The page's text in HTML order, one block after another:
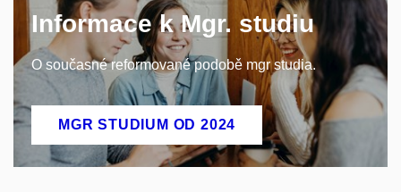
Informace k Mgr. studiu
O současné reformované podobě mgr studia.
MGR STUDIUM OD 2024